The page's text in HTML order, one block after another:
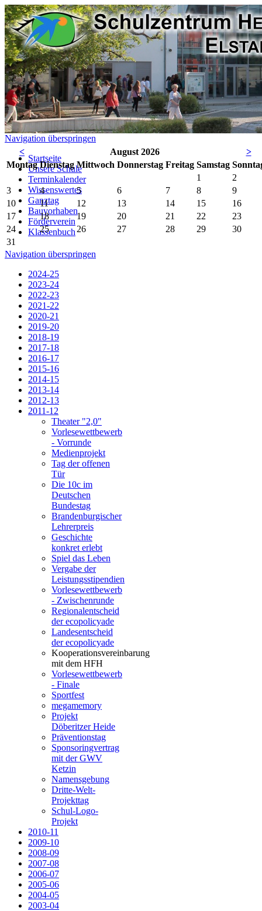
Navigation überspringen
Startseite
Unsere Schule
Terminkalender
Wissenswertes
Ganztag
Bauvorhaben
Förderverein
Klassenbuch
< August 2026
>
Montag Dienstag Mittwoch Donnerstag Freitag Samstag So
1
2
3
4 5 6 7 8
9
10
11 12 13 14 15
16
17
18 19 20 21 22
23
24
25 26 27 28 29
30
31
Navigation überspringen
2024-25
2023-24
2022-23
2021-22
2020-21
2019-20
2018-19
2017-18
2016-17
2015-16
2014-15
2013-14
2012-13
2011-12
Theater "2,0"
Vorlesewettbewerb
- Vorrunde
Medienprojekt
Tag der offenen
Tür
Die 10c im
Deutschen
Bundestag
Brandenburgischer
Lehrerpreis
Geschichte
konkret erlebt
Spiel das Leben
Vergabe der
Leistungsstipendien
Vorlesewettbewerb
- Zwischenrunde
Regionalentscheid
der ecopolicyade
Landesentscheid
der ecopolicyade
Kooperationsvereinbarung
mit dem HFH
Vorlesewettbewerb
- Finale
Sportfest
megamemory
Projekt
Döberitzer Heide
Präventionstag
Sponsoringvertrag
mit der GWV
Ketzin
Namensgebung
Dritte-Welt-
Projekttag
Schul-Logo-
Projekt
2010-11
2009-10
2008-09
2007-08
2006-07
2005-06
2004-05
2003-04